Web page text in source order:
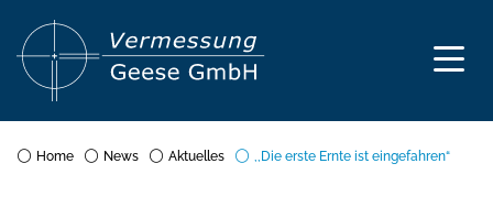
Home News Aktuelles ,,Die erste Ernte ist eingefahren“